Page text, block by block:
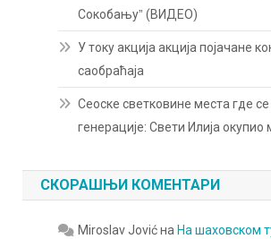
Сокобањуˮ (ВИДЕО)
У току акција акција појачане
саобраћаја
Сеоске светковине места где се
генерације: Свети Илија
СКОРАШЊИ КОМЕНТАРИ
Miroslav Jovićна На шаховском